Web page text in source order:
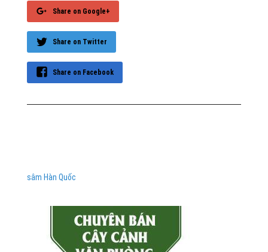
Share on Google+
Share on Twitter
Share on Facebook
sâm Hàn Quốc